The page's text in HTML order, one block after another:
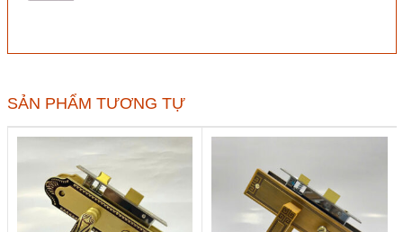
số
lượng
SẢN PHẨM TƯƠNG TỰ